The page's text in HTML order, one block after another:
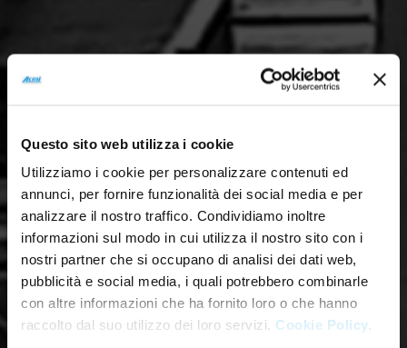
Questo sito web utilizza i cookie
Utilizziamo i cookie per personalizzare contenuti ed
annunci, per fornire funzionalità dei social media e per
analizzare il nostro traffico. Condividiamo inoltre
informazioni sul modo in cui utilizza il nostro sito con i
nostri partner che si occupano di analisi dei dati web,
pubblicità e social media, i quali potrebbero combinarle
con altre informazioni che ha fornito loro o che hanno
raccolto dal suo utilizzo dei loro servizi. Cookie Policy.